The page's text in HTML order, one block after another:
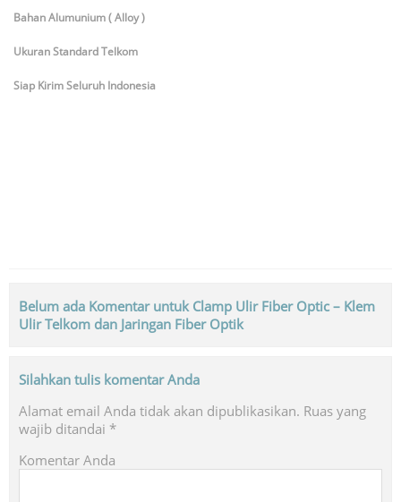
Bahan Alumunium ( Alloy )
Ukuran Standard Telkom
Siap Kirim Seluruh Indonesia
Belum ada Komentar untuk Clamp Ulir Fiber Optic – Klem
Ulir Telkom dan Jaringan Fiber Optik
Silahkan tulis komentar Anda
Alamat email Anda tidak akan dipublikasikan. Ruas yang
wajib ditandai *
Komentar Anda